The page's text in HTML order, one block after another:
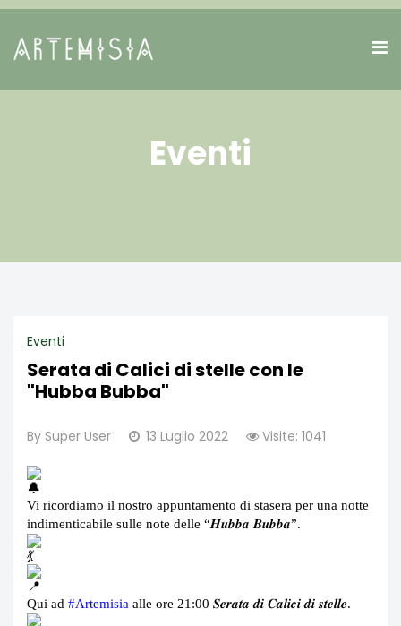
Eventi
Eventi
Serata di Calici di stelle con le
"Hubba Bubba"
By Super User 13 Luglio 2022 Visite: 1041
Vi ricordiamo il nostro appuntamento di stasera per una notte
indimenticabile sulle note delle “𝑯𝒖𝒃𝒃𝒂 𝑩𝒖𝒃𝒃𝒂”.
Qui ad #Artemisia alle ore 21:00 𝑺𝒆𝒓𝒂𝒕𝒂 𝒅𝒊 𝑪𝒂𝒍𝒊𝒄𝒊 𝒅𝒊 𝒔𝒕𝒆𝒍𝒍𝒆.